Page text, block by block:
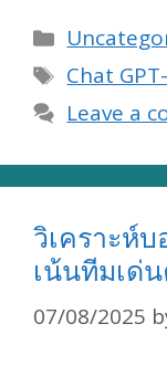
Tags
Chat
Leave a
วิเคราะห์
เน้นทีมเด่
07/08/2025